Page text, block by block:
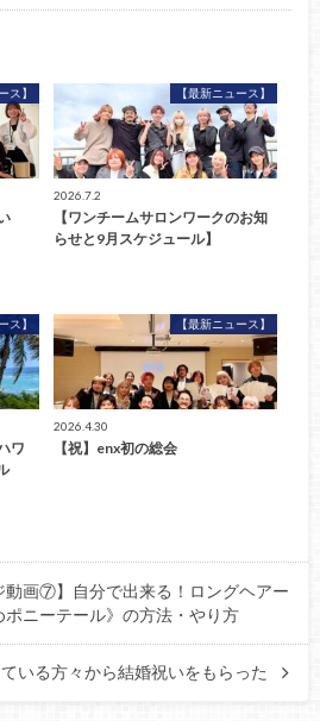
ス】 【最新ニュース】
2026.7.2
【ワンチームサロンワークのお知
らせと9月スケジュール】
ス】
ワ
【最新ニュース】
2026.4.30
【祝】enx初の総会
動画⑦】自分で出来る！ロングヘアー
ニーテール》の方法・やり方
いる方々から結婚祝いをもらった